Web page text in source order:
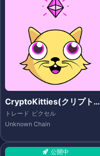
CryptoKitties(クリプトキ
ティーズ)
トレード ピクセル
Unknown Chain
公開中